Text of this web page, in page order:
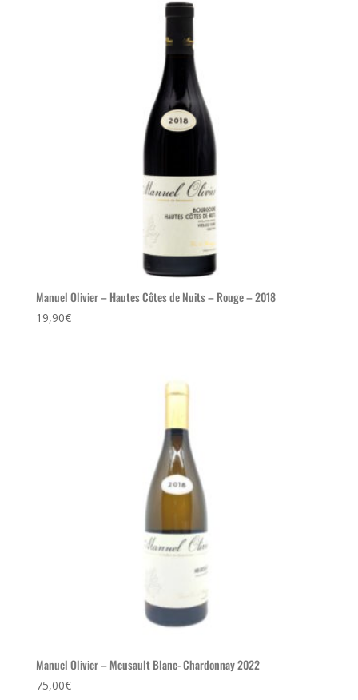
Manuel Olivier – Hautes Côtes de Nuits – Rouge – 2018
19,90€
Manuel Olivier – Meusault Blanc- Chardonnay 2022
75,00€